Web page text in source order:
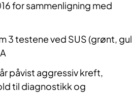
for sammenligning med
3 testene ved SUS (grønt, gul
påvist aggressiv kreft,
til diagnostikk og